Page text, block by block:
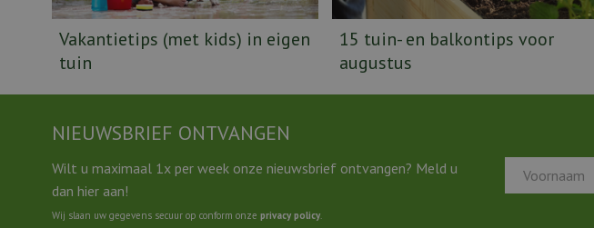
Vakantietips (met kids) in eigen
tuin
15 tuin- en balkontips voor
augustus
NIEUWSBRIEF ONTVANGEN
Wilt u maximaal 1x per week onze nieuwsbrief ontvangen? Meld u
dan hier aan!
Wij slaan uw gegevens secuur op conform onze privacy policy.